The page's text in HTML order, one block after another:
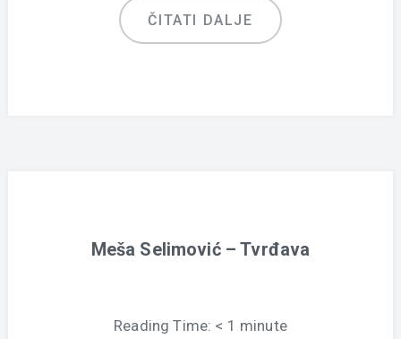
ČITATI DALJE
Meša Selimović – Tvrđava
Reading Time: < 1 minute